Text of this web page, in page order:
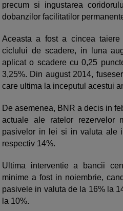
precum si ingustarea
dobanzilor facilitatilor
Aceasta a fost a cincea
ciclului de scadere, in luna
aplicat o scadere cu 0,25
3,25%. Din august 2014,
care ultima la inceputul acestui
De asemenea, BNR a decis in
actuale ale ratelor rezervelor
pasivelor in lei si in valuta ale
respectiv 14%.
Ultima interventie a bancii
minime a fost in noiembrie,
pasivele in valuta de la 16% la
la 10%.